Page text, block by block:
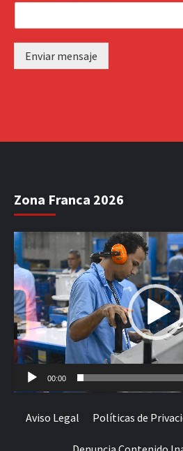
Enviar mensaje
Zona Franca 2026
Reproductor
de
vídeo
00:00
Aviso Legal Políticas de